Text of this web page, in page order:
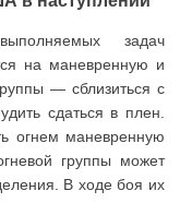
задач
на маневренную и
— сблизиться с
сдаться в плен.
огнем маневренную
группы может
В ходе боя их